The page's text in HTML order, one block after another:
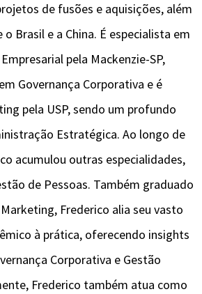
de fusões e aquisições, além
Brasil e a China. É especialista em
pela Mackenzie-SP,
Governança Corporativa e é
pela USP, sendo um profundo
Estratégica. Ao longo de
acumulou outras especialidades,
de Pessoas. Também graduado
Frederico alia seu vasto
à prática, oferecendo insights
Corporativa e Gestão
Frederico também atua como